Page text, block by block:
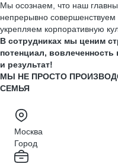
Мы осознаем, что наш
непрерывно
укрепляем корпоративную
В сотрудниках мы ценим
потенциал, вовлеченность
и результат!
МЫ НЕ ПРОСТО
СЕМЬЯ
Москва
Город